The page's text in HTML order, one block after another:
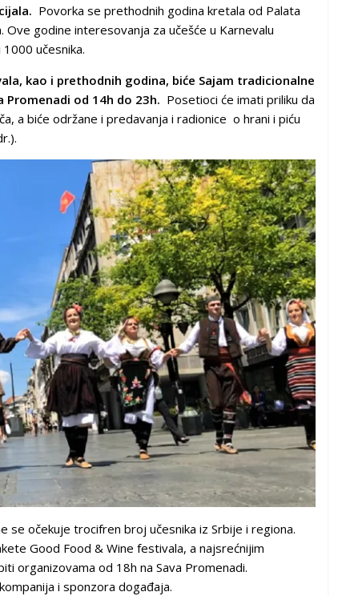
Povorka se prethodnih godina kretala od Palata
Ove godine interesovanja za učešće u Karnevalu
učesnika.
kao i prethodnih godina, biće Sajam tradicionalne
Promenadi od 14h do 23h. Posetioci će imati priliku da
a biće održane i predavanja i radionice o hrani i piću
se očekuje trocifren broj učesnika iz Srbije i regiona.
Good Food & Wine festivala, a najsrećnijim
organizovama od 18h na Sava Promenadi.
i sponzora događaja.